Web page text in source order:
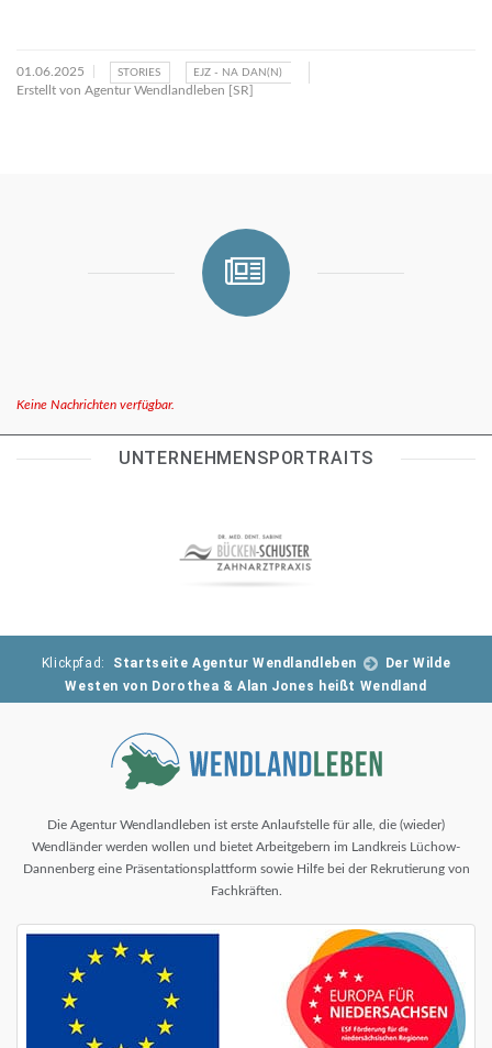
01.06.2025 STORIES EJZ - NA DAN(N)
Erstellt von Agentur Wendlandleben [SR]
Keine Nachrichten verfügbar.
UNTERNEHMENSPORTRAITS
Klickpfad: Startseite Agentur Wendlandleben
Der Wilde
Westen von Dorothea & Alan Jones heißt Wendland
Die Agentur Wendlandleben ist erste Anlaufstelle für alle, die (wieder)
Wendländer werden wollen und bietet Arbeitgebern im Landkreis Lüchow-
Dannenberg eine Präsentationsplattform sowie Hilfe bei der Rekrutierung von
Fachkräften.